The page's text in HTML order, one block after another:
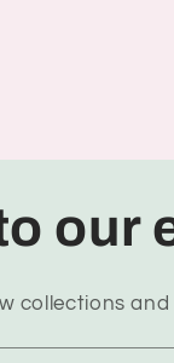
our
collections and